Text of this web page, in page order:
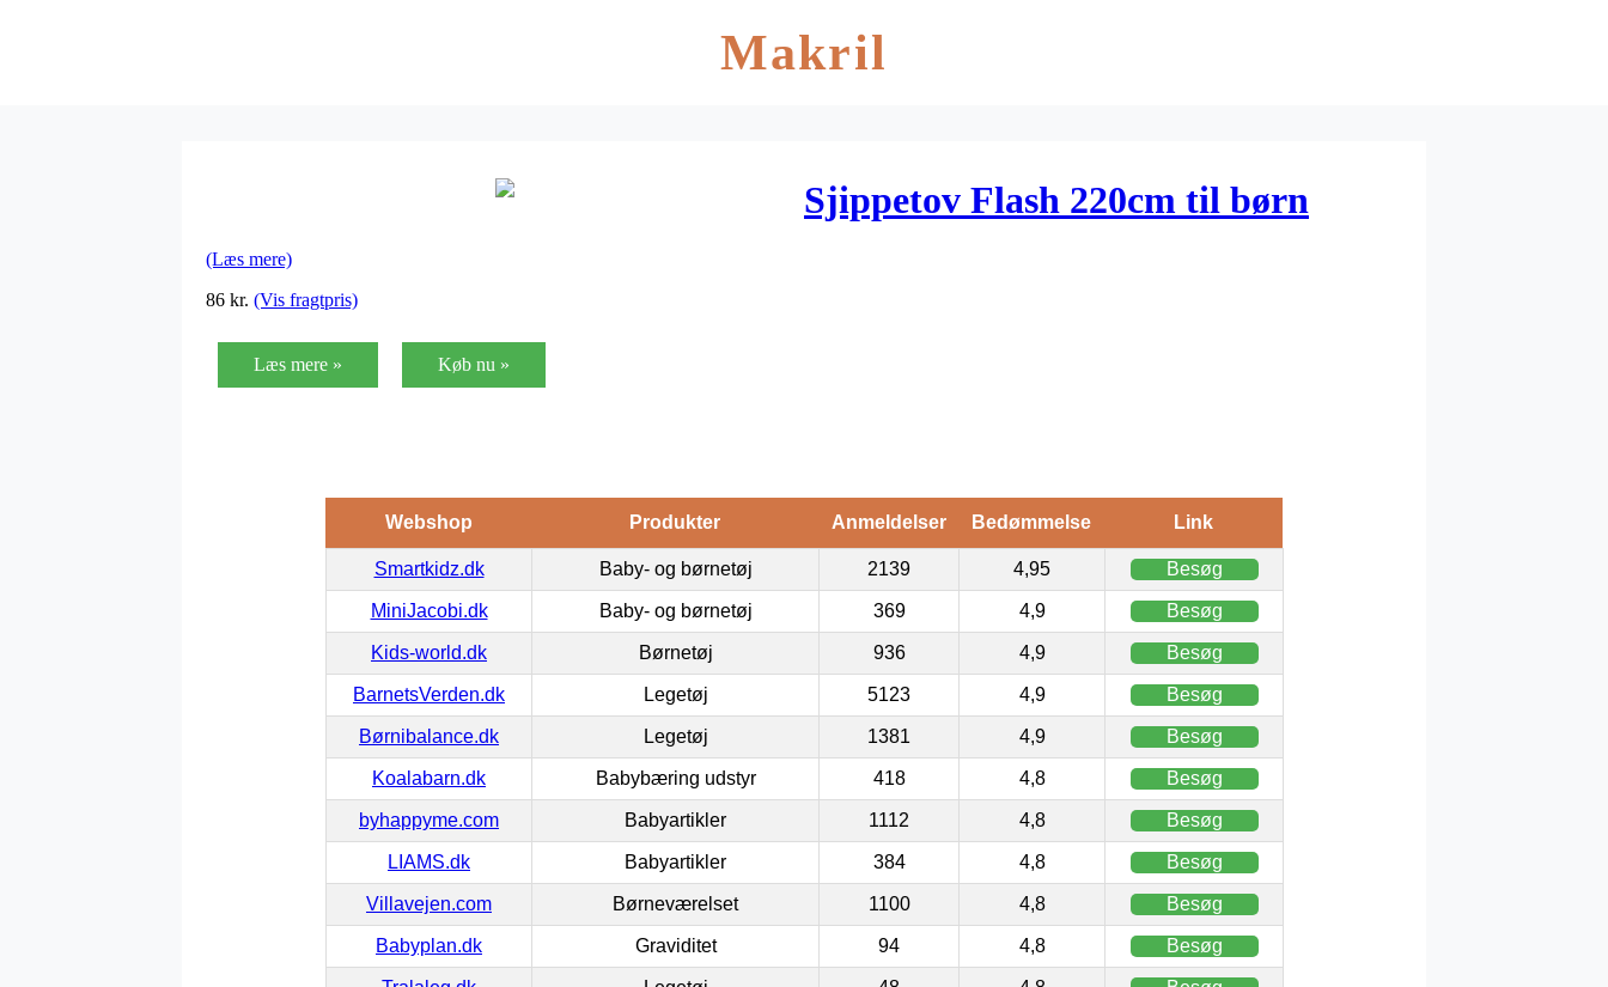
Makril
Sjippetov Flash 220cm til børn
(Læs mere)
86 kr. (Vis fragtpris)
Læs mere » Køb nu »
Webshop Produkter Anmeldelser Bedømmelse Link
Smartkidz.dk Baby- og børnetøj 2139 4,95 Besøg
MiniJacobi.dk Baby- og børnetøj 369 4,9 Besøg
Kids-world.dk Børnetøj 936 4,9 Besøg
BarnetsVerden.dk Legetøj 5123 4,9 Besøg
Børnibalance.dk Legetøj 1381 4,9 Besøg
Koalabarn.dk Babybæring udstyr 418 4,8 Besøg
byhappyme.com Babyartikler 1112 4,8 Besøg
LIAMS.dk Babyartikler 384 4,8 Besøg
Villavejen.com Børneværelset 1100 4,8 Besøg
Babyplan.dk Graviditet 94 4,8 Besøg